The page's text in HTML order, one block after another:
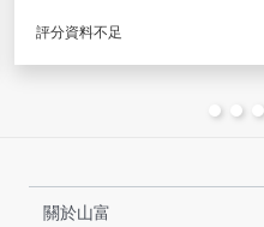
評分資料不足
關於山富